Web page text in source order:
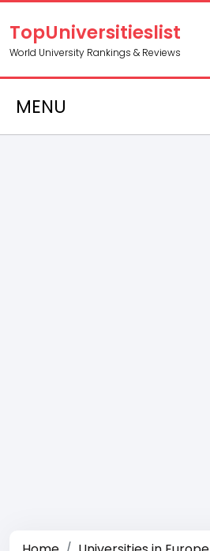
TopUniversitieslist
World University Rankings & Reviews
MENU